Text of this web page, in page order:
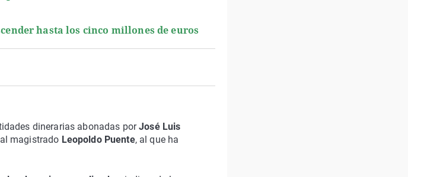
hasta los cinco millones de euros
dinerarias abonadas porJosé Luis
magistrado Leopoldo Puente, al que ha